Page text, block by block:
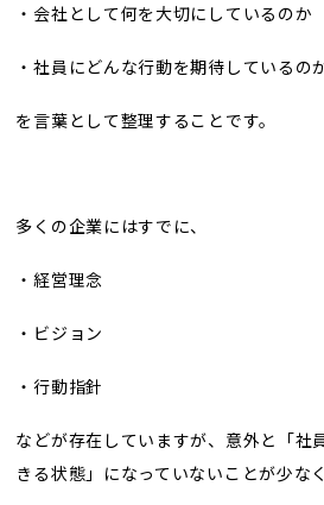
・会社として何を大切にしているのか
・社員にどんな行動を期待しているの
を言葉として整理することです。
多くの企業にはすでに、
・経営理念
・ビジョン
・行動指針
などが存在していますが、意外と「社
きる状態」になっていないことが少な